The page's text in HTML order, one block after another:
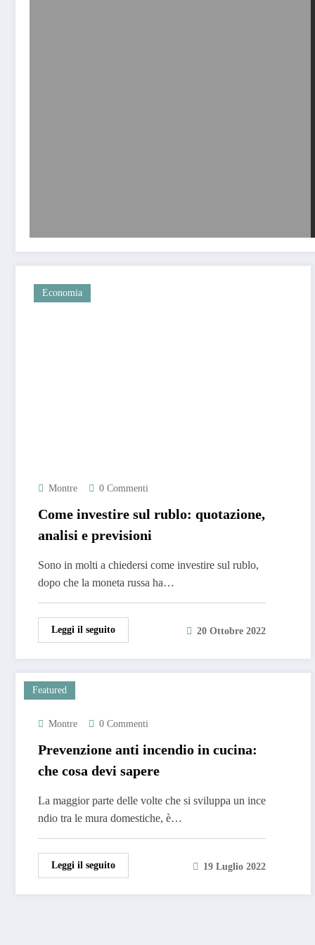
Economia
Montre 0 Commenti
Come investire sul rublo: quotazione,
analisi e previsioni
Sono in molti a chiedersi come investire sul rublo,
dopo che la moneta russa ha…
Leggi il seguito 20 Ottobre 2022
Featured
Montre 0 Commenti
Prevenzione anti incendio in cucina:
che cosa devi sapere
La maggior parte delle volte che si sviluppa un ince
ndio tra le mura domestiche, è…
Leggi il seguito 19 Luglio 2022